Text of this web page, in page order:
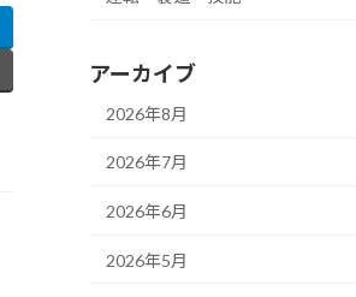
アーカイブ
2026年8月
2026年7月
2026年6月
2026年5月